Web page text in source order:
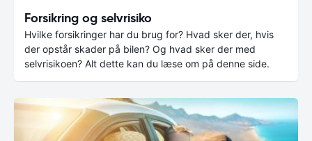
Forsikring og selvrisiko
Hvilke forsikringer har du brug for? Hvad sker der, hvis
der opstår skader på bilen? Og hvad sker der med
selvrisikoen? Alt dette kan du læse om på denne side.